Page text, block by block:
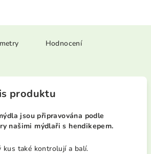
Hodnocení
produktu
jsou připravována podle
našimi mýdlaři s hendikepem.
kus také kontrolují a balí.